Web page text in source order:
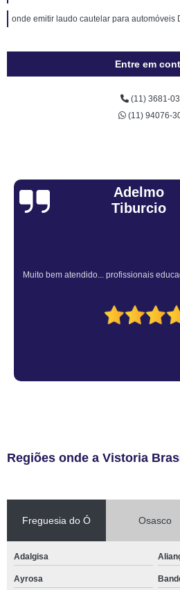
onde emitir laudo cautelar para automóveis
Entre em
(11) 3681-
(11) 94076-
Sandra Fiuza
Atendimento Rápido e
Regiões onde a Vistoria
Freguesia do Ó Osasco
Adalgisa
Ayrosa